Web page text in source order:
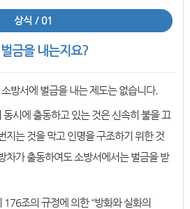
상식 / 01
금을 내는지요?
방서에 벌금을 내는 제도는 없습니다.
시에 출동하고 있는 것은 신속히 불을 끄
지는 것을 막고 인명을 구조하기 위한 것
차가 출동하여도 소방서에서는 벌금을 받
176조의 규정에 의한 "방화와 실화의